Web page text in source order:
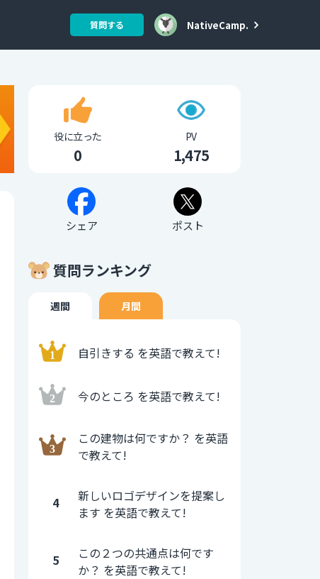
質問する NativeCamp.
役に立った
0
PV
1,475
シェア ポスト
質問ランキング
週間 月間
自引きする を英語で教えて!
今のところ を英語で教えて!
この建物は何ですか？ を英語
で教えて!
4
新しいロゴデザインを提案し
ます を英語で教えて!
5
この２つの共通点は何です
か？ を英語で教えて!